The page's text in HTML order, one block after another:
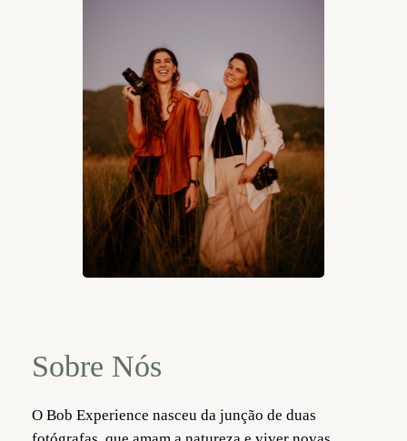
Sobre Nós
O Bob Experience nasceu da junção de duas